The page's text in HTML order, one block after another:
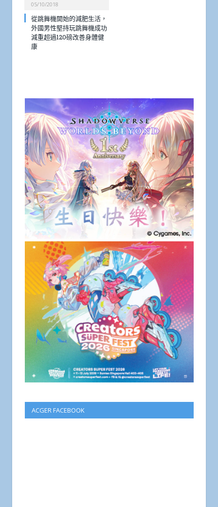
05/10/2018
從跳舞機開始的減肥生活，
外國男性堅持玩跳舞機成功
減重超過120磅改善身體健
康
ACGER FACEBOOK